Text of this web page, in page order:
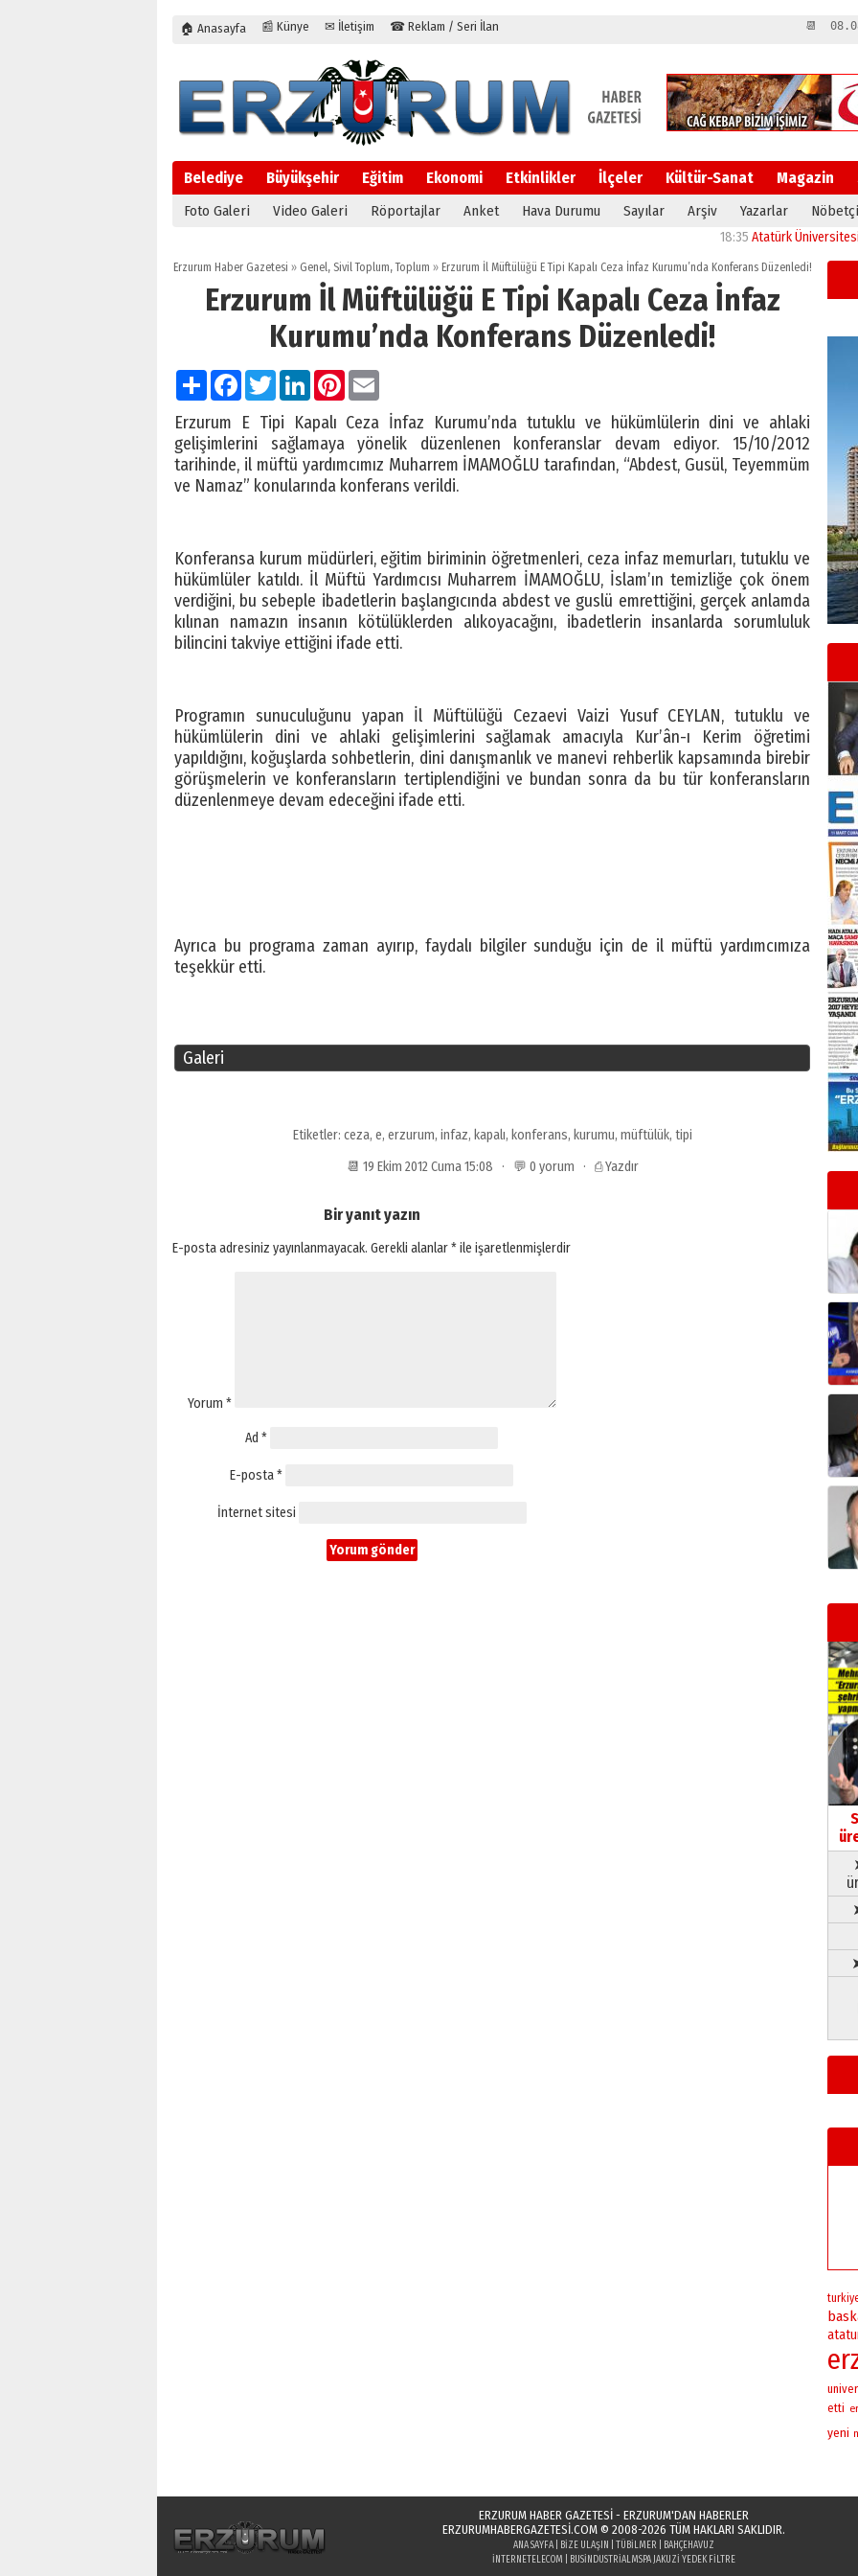
🏠 Anasayfa 📰 Künye ✉ İletişim ☎ Reklam / Seri İlan 📆
Belediye Büyükşehir Eğitim Ekonomi Etkinlikler İlçeler Kültür-Sanat Magazin
Foto Galeri Video Galeri Röportajlar Anket Hava Durumu Sayılar Arşiv Yazarlar
Atatürk Üniversitesi’nin
Erzurum Haber Gazetesi » Genel, Sivil Toplum,Toplum »Erzurum İl Müftülüğü E Tipi Kapalı Ceza İnfaz Kurumu’nda Konferans Düzenledi!
Erzurum İl Müftülüğü E Tipi Kapalı Ceza İnfaz
Kurumu’nda Konferans Düzenledi!
PaylaşFacebook
TwitterLinkedInPinterest
Erzurum E Tipi Kapalı Ceza İnfaz Kurumu’nda tutuklu ve hükümlülerin dini ve ahlaki
gelişimlerini sağlamaya yönelik düzenlenen konferanslar devam ediyor. 15/10/2012
tarihinde, il müftü yardımcımız Muharrem İMAMOĞLU tarafından, “Abdest, Gusül, Teyemmüm
ve Namaz” konularında konferans verildi.
Konferansa kurum müdürleri, eğitim biriminin öğretmenleri, ceza infaz memurları, tutuklu ve
hükümlüler katıldı. İl Müftü Yardımcısı Muharrem İMAMOĞLU, İslam’ın temizliğe çok önem
verdiğini, bu sebeple ibadetlerin başlangıcında abdest ve guslü emrettiğini, gerçek anlamda
kılınan namazın insanın kötülüklerden alıkoyacağını, ibadetlerin insanlarda sorumluluk
bilincini takviye ettiğini ifade etti.
Programın sunuculuğunu yapan İl Müftülüğü Cezaevi Vaizi Yusuf CEYLAN, tutuklu ve
hükümlülerin dini ve ahlaki gelişimlerini sağlamak amacıyla Kur’ân-ı Kerim öğretimi
yapıldığını, koğuşlarda sohbetlerin, dini danışmanlık ve manevi rehberlik kapsamında birebir
görüşmelerin ve konferansların tertiplendiğini ve bundan sonra da bu tür konferansların
düzenlenmeye devam edeceğini ifade etti.
Ayrıca bu programa zaman ayırıp, faydalı bilgiler sunduğu için de il müftü yardımcımıza
teşekkür etti.
Galeri
Etiketler: ceza, e, erzurum, infaz, kapalı, konferans, kurumu, müftülük, tipi
📆 19 Ekim 2012 Cuma 15:08 · 💬 0 yorum · ⎙ Yazdır
Bir yanıt yazın
E-posta adresiniz yayınlanmayacak. Gerekli alanlar*ile işaretlenmişlerdir
Yorum *
Ad *
E-posta*
İnternet sitesi
etti
yeni
ERZURUM HABER GAZETESİ - ERZURUM'DAN HABERLER
ERZURUMHABERGAZETESI.COM© 2008-2026 TÜM HAKLARI SAKLIDIR.
ANA SAYFA| BIZE ULAŞIN TÜBILMER
BAHÇEHAVUZ
INTERNETELECOM
BUSINDUSTRIALMSPA JAKUZI YEDEK FILTRE